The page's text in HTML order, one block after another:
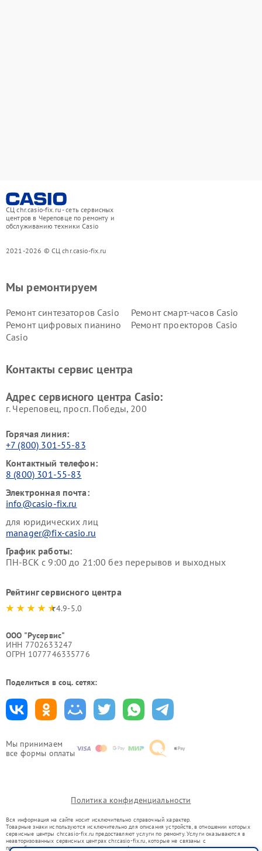
СЦ chr.casio-fix.ru - сеть сервисных
центров в Череповце по ремонту и
обслуживанию техники Casio
2021-2026 © СЦ chr.casio-fix.ru
Мы принимаем
все формы оплаты
Мы ремонтируем
Ремонт синтезаторов Casio
Ремонт смарт-часов Casio
Ремонт цифровых пианино
Casio
Ремонт проекторов Casio
Контакты сервис центра
Адрес сервисного центра Casio:
г. Череповец, просп. Победы, 200
Горячая линия:
+7 (800) 301-55-83
Контактный телефон:
8 (800) 301-55-83
Электронная почта:
info@casio-fix.ru
для юридических лиц
manager@fix-casio.ru
График работы:
ПН-ВСК с 9:00 до 21:00 без перерывов и выходных
Рейтинг сервисного центра
4.9-5.0
ООО "Русервис"
ИНН 7702633247
ОГРН 1077746335776
Поделиться в соц. сетях:
Политика конфиденциальности
Вся информация на сайте носит исключительно справочный характер.
Товарные знаки используются исключительно для описания устройств, в отношении которых
сервисные центры chr.casio-fix.ru предоставляют услуги по ремонту. Услуги оказываются в
неавторизованных сервисных центрах chr.casio-fix.ru, которые не связаны с
правообладателями товарных знаков или их официальными представителями.